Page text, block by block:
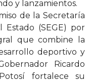
y lanzamientos.
de la Secretaría
(SEGE) por
que combine la
deportivo y
Ricardo
fortalece su